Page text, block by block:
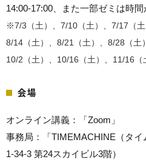
14:00-17:00、また一部ゼミは時
※7/3（土）、7/10（土）、7/17（土
8/14（土）、8/21（土）、8/28（土
10/2（土）、10/16（土）、11/16（
会場
オンライン講義：「Zoom」
事務局：「TIMEMACHINE（タ
1-34-3 第24スカイビル3階）